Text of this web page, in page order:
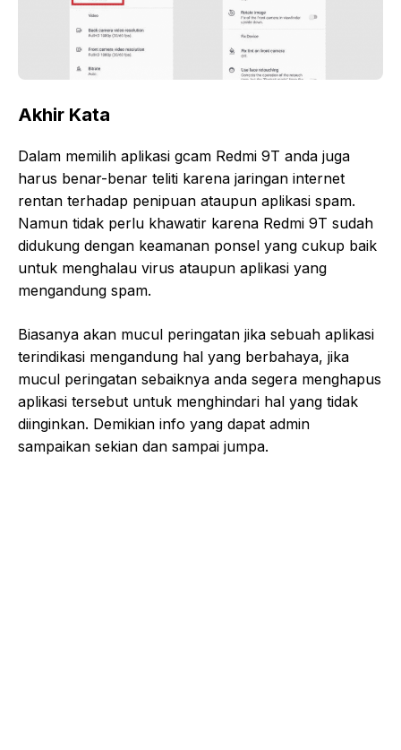
Akhir Kata
Dalam memilih aplikasi gcam Redmi 9T anda juga
harus benar-benar teliti karena jaringan internet
rentan terhadap penipuan ataupun aplikasi spam.
Namun tidak perlu khawatir karena Redmi 9T sudah
didukung dengan keamanan ponsel yang cukup baik
untuk menghalau virus ataupun aplikasi yang
mengandung spam.
Biasanya akan mucul peringatan jika sebuah aplikasi
terindikasi mengandung hal yang berbahaya, jika
mucul peringatan sebaiknya anda segera menghapus
aplikasi tersebut untuk menghindari hal yang tidak
diinginkan. Demikian info yang dapat admin
sampaikan sekian dan sampai jumpa.